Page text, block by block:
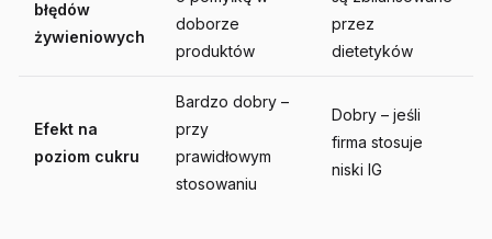
błędów
żywieniowych
doborze
produktów
przez
dietetyków
Efekt na
poziom cukru
Bardzo dobry –
przy
prawidłowym
stosowaniu
Dobry – jeśli
firma stosuje
niski IG